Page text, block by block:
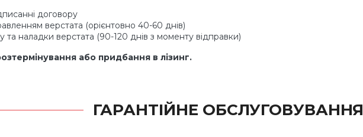
договору
верстата (орієнтовно 40-60 днів)
та наладки верстата (90-120 днів з моменту відправки)
або придбання в лізинг.
ГАРАНТІЙНЕ ОБСЛУГОВУВАННЯ